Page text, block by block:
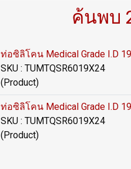
ค้นพบ
ท่อซิลิโคน Medical Grade I.D 19
SKU : TUMTQSR6019X24
(Product)
ท่อซิลิโคน Medical Grade I.D 19
SKU : TUMTQSR6019X24
(Product)